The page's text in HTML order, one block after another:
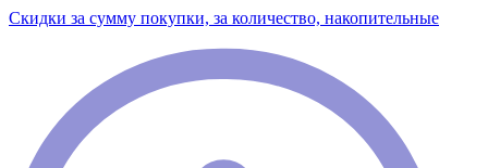
Скидки за сумму покупки, за количество, накопительные